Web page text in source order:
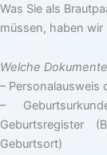
Was Sie als
müssen, haben wir
Welche
– Personalausweis
–
Geburtsregister
Geburtsort)